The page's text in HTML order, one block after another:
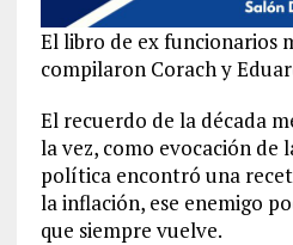
El libro de ex funcionarios
compilaron Corach y
El recuerdo de la década
la vez, como evocación de
política encontró una
la inflación, ese enemigo
que siempre vuelve.